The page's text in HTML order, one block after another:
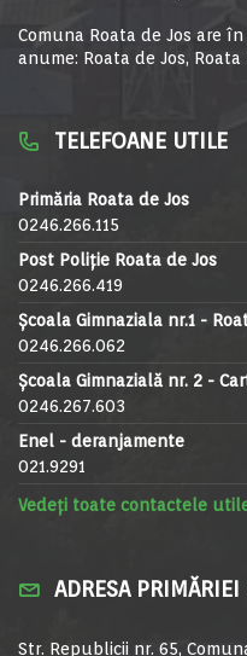
Comuna Roata de Jos are
anume: Roata de Jos, Roata
TELEFOANE UTILE
Primăria Roata de Jos
0246.266.115
Post Poliție Roata de Jos
0246.266.419
Școala Gimnaziala nr.1 -
0246.266.062
Școala Gimnazială nr. 2 -
0246.267.603
Enel - deranjamente
021.9291
Vedeți toate contactele
ADRESA PRIMĂRIEI
Str. Republicii nr. 65,